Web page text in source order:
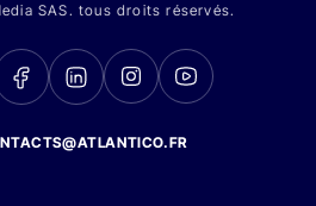
SAS. tous droits réservés.